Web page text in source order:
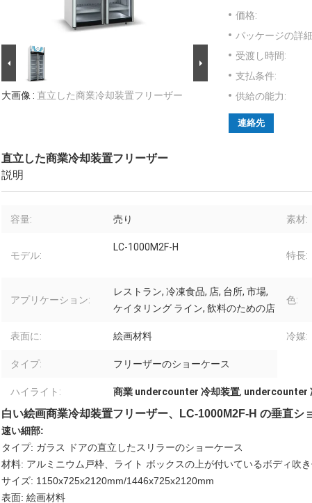
大画像 : 直立した商業冷却装置フリーザー
価格:
パッケージの詳
受渡し時間:
支払条件:
供給の能力:
連絡先
直立した商業冷却装置フリーザー
説明
容量: 売り 素材:
モデル:
LC-1000M2F-H
特長:
アプリケーション:
レストラン, 冷凍食品, 店, 台所, 市場,
ケイタリング ライン, 飲料のための店
色:
表面に: 絵画材料 冷媒:
タイプ: フリーザーのショーケース
ハイライト: 商業 undercounter 冷却装置, undercounter
白い絵画商業冷却装置フリーザー、LC-1000M2F-H の垂直シ
速い細部:
タイプ: ガラス ドアの直立したスリラーのショーケース
材料: アルミニウム戸枠、ライト ボックスの上が付いているボディ吹
サイズ: 1150x725x2120mm/1446x725x2120mm
表面: 絵画材料